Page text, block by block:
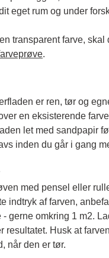
eget rum og under
.
er ren, tør og
en eksisterende
let med sandpapir
inden du går i gang
med pensel eller
indtryk af farven,
- gerne omkring 1 m2.
resultatet. Husk at
når den er tør.